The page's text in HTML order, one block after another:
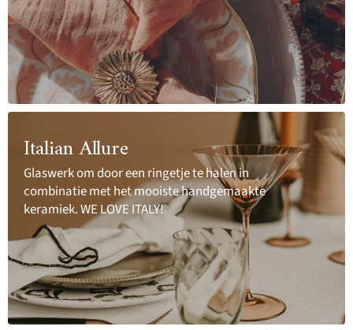
Italian Allure
Glaswerk om door een ringetje te halen in
combinatie met het mooiste handgemaakte
keramiek. WE LOVE ITALY!